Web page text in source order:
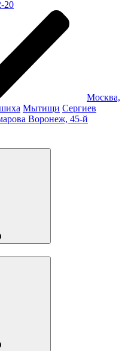
20
Москва,
Мытищи Сергиев
Воронеж, 45-й